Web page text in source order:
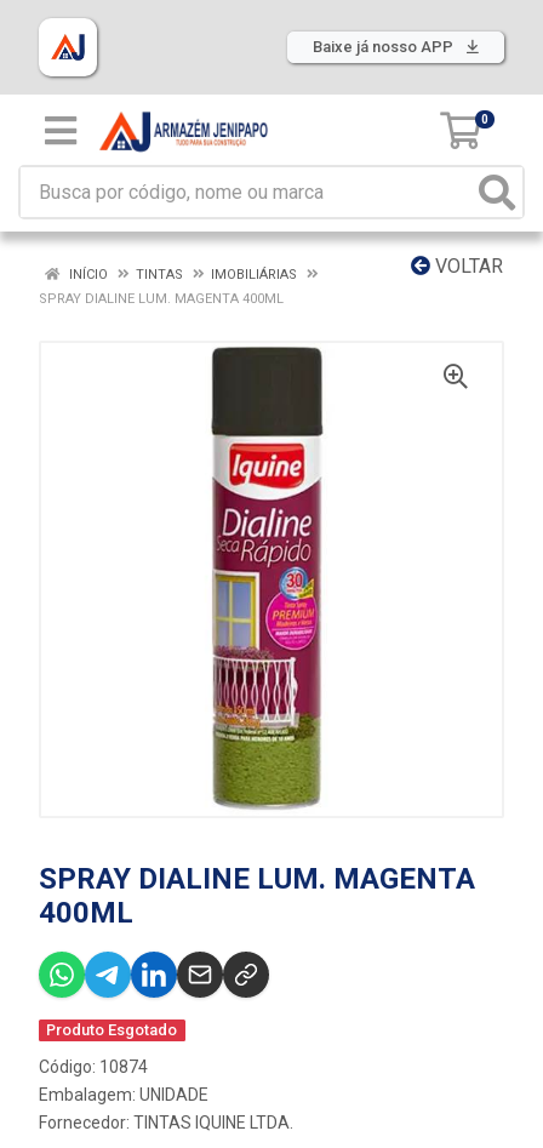
Baixe já nosso APP
0
VOLTAR
INÍCIO TINTAS
IMOBILIÁRIAS
SPRAY DIALINE LUM. MAGENTA 400ML
SPRAY DIALINE LUM. MAGENTA
400ML
Produto Esgotado
Código: 10874
Embalagem: UNIDADE
Fornecedor: TINTAS IQUINE LTDA.